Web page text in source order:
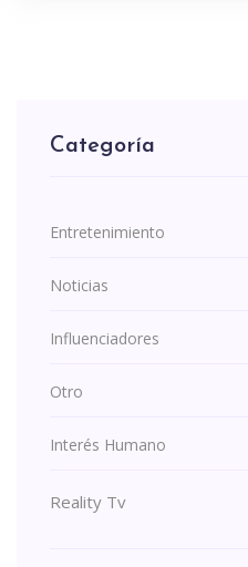
Categoría
Entretenimiento
Noticias
Influenciadores
Otro
Interés Humano
Reality Tv